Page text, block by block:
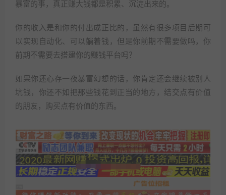
暴富的事，真正赚大钱都是积累、沉淀出来的。
你的收入是和你的付出成正比的，虽然有很多项目后期可
以实现自动化、可以躺着钱，但是你前期不需要做吗，你
前期不需要去搭建你的赚钱平台吗？
如果你还心存一夜暴富幻想的话，你肯定还会继续被别人
坑钱，你还不如把那些钱花到正当的地方，结交点有价值
的朋友，购买点有价值的东西。